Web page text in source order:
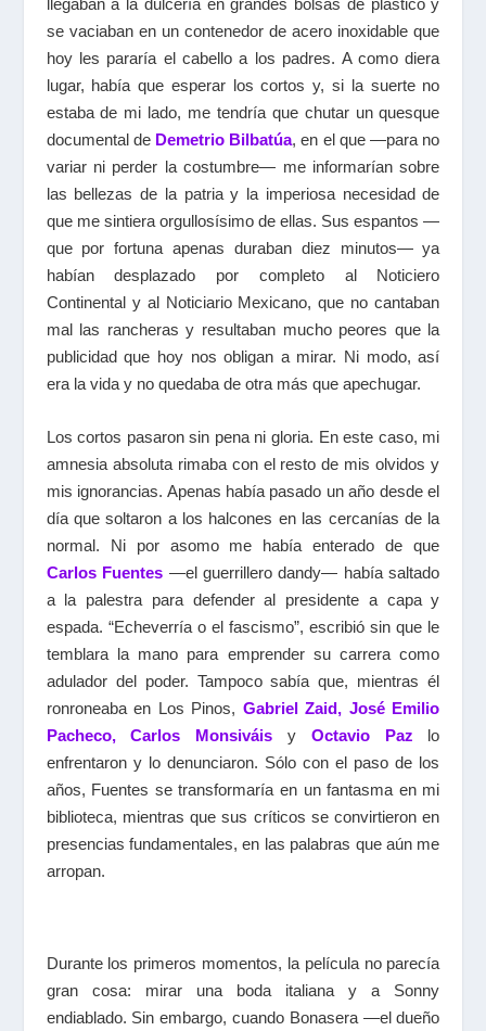
llegaban a la dulcería en grandes bolsas de plástico y
se vaciaban en un contenedor de acero inoxidable que
hoy les pararía el cabello a los padres. A como diera
lugar, había que esperar los cortos y, si la suerte no
estaba de mi lado, me tendría que chutar un quesque
documental de Demetrio Bilbatúa, en el que —para no
variar ni perder la costumbre— me informarían sobre
las bellezas de la patria y la imperiosa necesidad de
que me sintiera orgullosísimo de ellas. Sus espantos —
que por fortuna apenas duraban diez minutos— ya
habían desplazado por completo al Noticiero
Continental y al Noticiario Mexicano, que no cantaban
mal las rancheras y resultaban mucho peores que la
publicidad que hoy nos obligan a mirar. Ni modo, así
era la vida y no quedaba de otra más que apechugar.
Los cortos pasaron sin pena ni gloria. En este caso, mi
amnesia absoluta rimaba con el resto de mis olvidos y
mis ignorancias. Apenas había pasado un año desde el
día que soltaron a los halcones en las cercanías de la
normal. Ni por asomo me había enterado de que
Carlos Fuentes —el guerrillero dandy— había saltado
a la palestra para defender al presidente a capa y
espada. “Echeverría o el fascismo”, escribió sin que le
temblara la mano para emprender su carrera como
adulador del poder. Tampoco sabía que, mientras él
ronroneaba en Los Pinos, Gabriel Zaid, José Emilio
Pacheco, Carlos Monsiváis y Octavio Paz lo
enfrentaron y lo denunciaron. Sólo con el paso de los
años, Fuentes se transformaría en un fantasma en mi
biblioteca, mientras que sus críticos se convirtieron en
presencias fundamentales, en las palabras que aún me
arropan.
Durante los primeros momentos, la película no parecía
gran cosa: mirar una boda italiana y a Sonny
endiablado. Sin embargo, cuando Bonasera —el dueño